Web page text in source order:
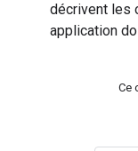
décrivent les
application
Ce